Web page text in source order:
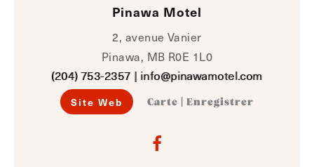
Pinawa Motel
2, avenue Vanier
Pinawa, MB R0E 1L0
(204) 753-2357 | info@pinawamotel.com
Site Web Carte Enregistrer